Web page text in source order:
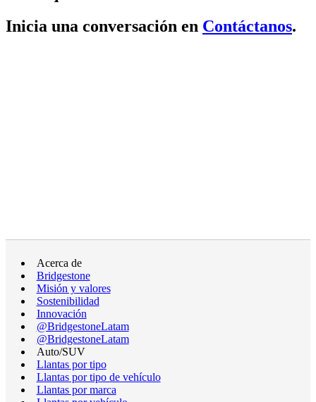
Inicia una conversación en Contáctanos.
Acerca de
Bridgestone
Misión y valores
Sostenibilidad
Innovación
@BridgestoneLatam
@BridgestoneLatam
Auto/SUV
Llantas por tipo
Llantas por tipo de vehículo
Llantas por marca